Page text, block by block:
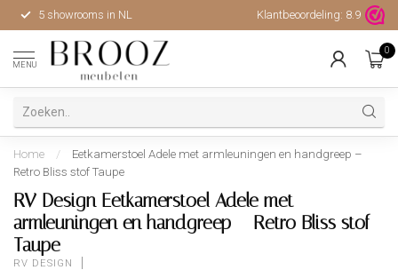
5 showrooms in NL Hoge kwaliteit, uitstekende
Klantbeoordeling: 8.9
MENU
0
Home /
Eetkamerstoel Adele met armleuningen en handgreep –
Retro Bliss stof Taupe
RV Design Eetkamerstoel Adele met
armleuningen en handgreep – Retro Bliss stof
Taupe
RV DESIGN